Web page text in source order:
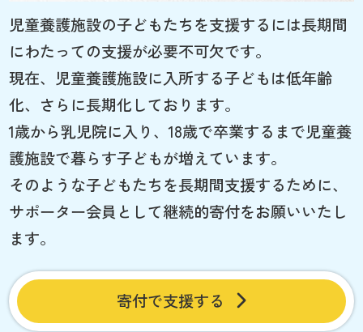
児童養護施設の子どもたちを支援するには長期間
にわたっての支援が必要不可欠です。
現在、児童養護施設に入所する子どもは低年齢
化、さらに長期化しております。
1歳から乳児院に入り、18歳で卒業するまで児童養
護施設で暮らす子どもが増えています。
そのような子どもたちを長期間支援するために、
サポーター会員として継続的寄付をお願いいたし
ます。
寄付で支援する